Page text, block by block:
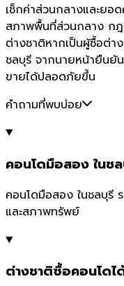
เช็กค่าส่วนกลางและยอ
สภาพพื้นที่ส่วนกลาง กฎ
ต่างชาติหากเป็นผู้ซื้อต่า
ชลบุรี จากนายหน้ายืนยั
ขายได้ปลอดภัยขึ้น
คำถามที่พบบ่อย
คอนโดมือสอง ในชล
คอนโดมือสอง ในชลบุรี
และสภาพทรัพย์
ต่างชาติซื้อคอนโดไ